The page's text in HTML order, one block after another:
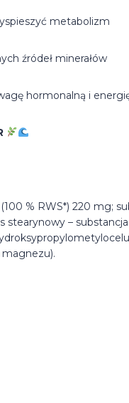
metabolizm
źródeł minerałów
hormonalną i
% RWS*) 220 mg;
–